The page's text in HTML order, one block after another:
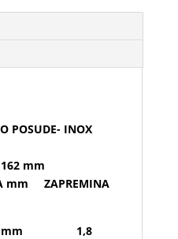
POSUDE- INOX
mm
ZAPREMINA
mm 1,8